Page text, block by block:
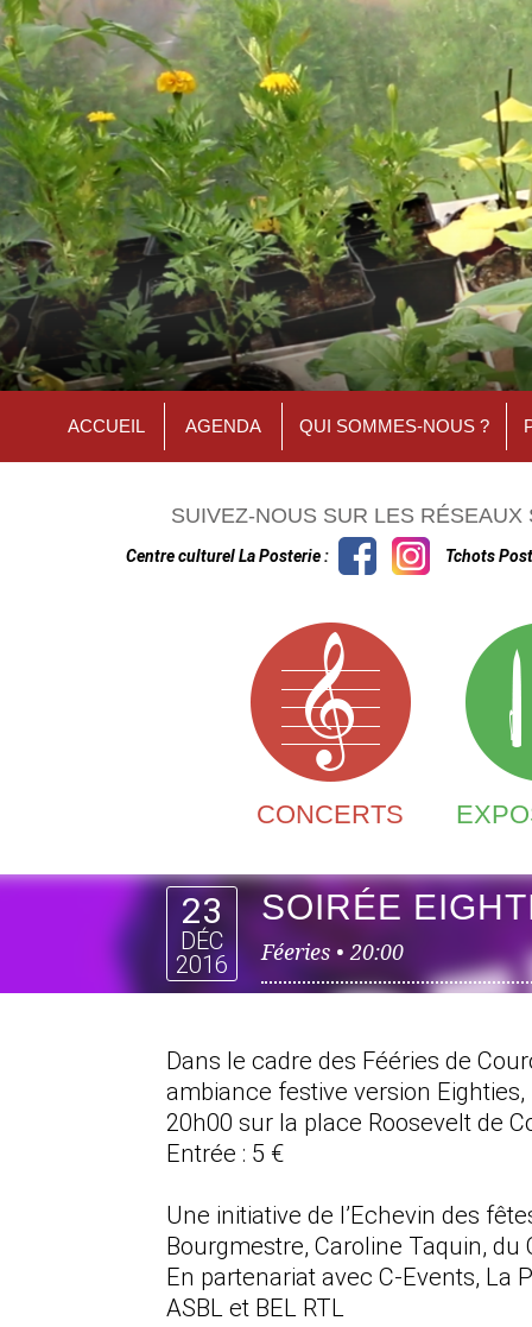
ACCUEIL AGENDA QUI SOMMES-NOUS ?
SUIVEZ-NOUS SUR LES RÉSEAUX
Centre culturel La Posterie : Tchots
CONCERTS
23
DÉC
2016
SOIRÉE
Féeries •20:00
Dans le cadre des Fééries de
ambiance festive version
20h00 sur la place Roosevelt de
Entrée : 5 €
Une initiative de l’Echevin des
Bourgmestre, Caroline Taquin,
En partenariat avec C-Events, La
ASBL et BEL RTL